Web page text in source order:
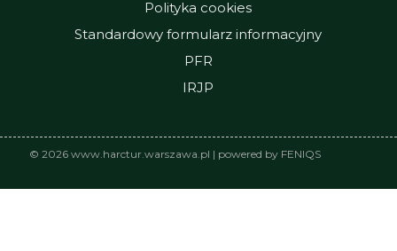
Polityka cookies
Standardowy formularz informacyjny
PFR
IRJP
© 2026 www.harctur.warszawa.pl | powered by FENIQS